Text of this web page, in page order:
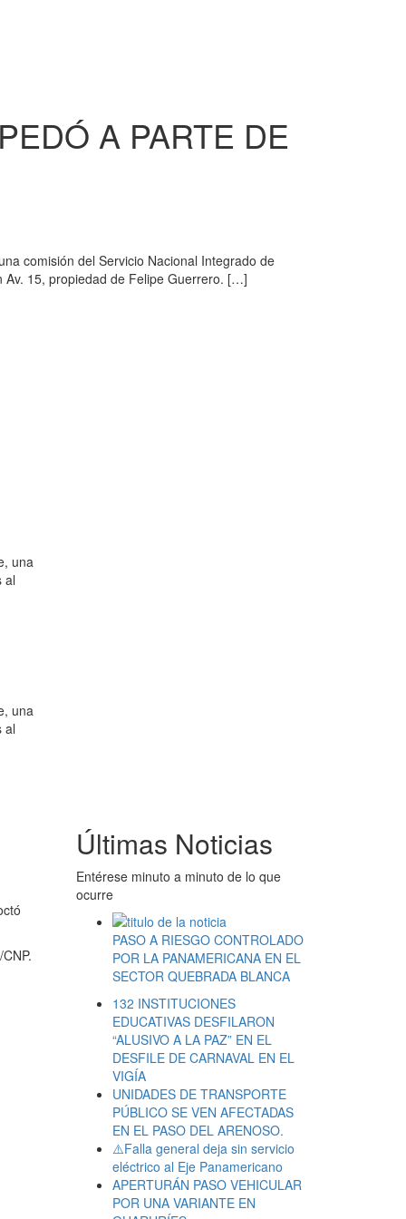
A PARTE DE
comisión del Servicio Nacional Integrado de
Av. 15, propiedad de Felipe Guerrero. […]
una
al
una
al
Últimas Noticias
Entérese minuto a minuto de lo que
ocurre
PASO A RIESGO CONTROLADO
POR LA PANAMERICANA EN EL
SECTOR QUEBRADA BLANCA
132 INSTITUCIONES
EDUCATIVAS DESFILARON
“ALUSIVO A LA PAZ” EN EL
DESFILE DE CARNAVAL EN EL
VIGÍA
UNIDADES DE TRANSPORTE
PÚBLICO SE VEN AFECTADAS
EN EL PASO DEL ARENOSO.
⚠️Falla general deja sin servicio
eléctrico al Eje Panamericano
APERTURÁN PASO VEHICULAR
POR UNA VARIANTE EN